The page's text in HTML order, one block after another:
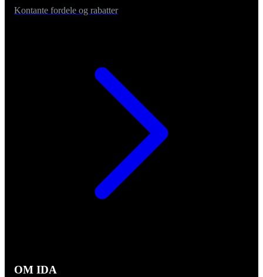
Kontante fordele og rabatter
OM IDA